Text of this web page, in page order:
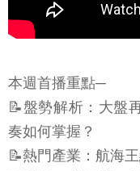
本週首播重點─
📝盤勢解析：大盤
奏如何掌握？
📝熱門產業：航海